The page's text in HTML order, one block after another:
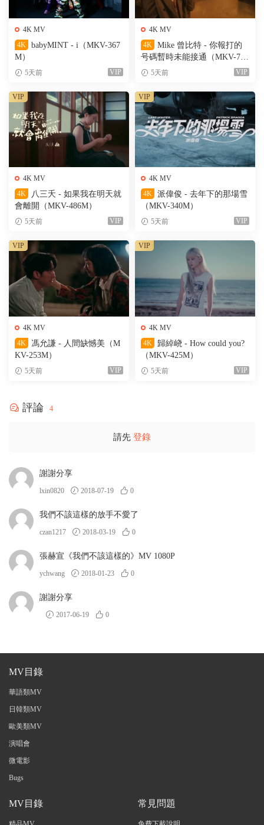
4K MV
4K
babyMINT - i（MKV-367
M）
5天前 VIP
4K MV
4K
Mike 曾比特 - 你報打的
号碼暫時未能接通（MKV-701
M）5天前 VIP
4K MV
4K
八三夭 - 如果我在明天就
會離開（MKV-486M）
5天前 VIP
VIP
4K MV
4K
派偉俊 - 去年下的那場雪
（MKV-340M）
5天前 VIP
VIP
4K MV
4K
馮允謙 - 人間缺憾美（M
KV-253M）
5天前 VIP
VIP
4K MV
4K
歸綽峣 - How could you?
（MKV-425M）
5天前 VIP
VIP
評論 4
請先 登錄
謝謝分享
lxin0820 2018-07-19 0
我們不該這樣的放手不愛了
czan1217 2018-03-19 0
張赫宣《我們不該這樣的》MV 1080P
ychwang 2018-01-23 0
謝謝分享
2017-06-19 0
MV目錄
華語類MV
日韓類MV
歐美類MV
演唱會
微電影
Bugs
MV目錄 常見問題